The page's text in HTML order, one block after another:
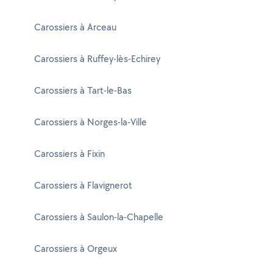
Carossiers à Arceau
Carossiers à Ruffey-lès-Echirey
Carossiers à Tart-le-Bas
Carossiers à Norges-la-Ville
Carossiers à Fixin
Carossiers à Flavignerot
Carossiers à Saulon-la-Chapelle
Carossiers à Orgeux